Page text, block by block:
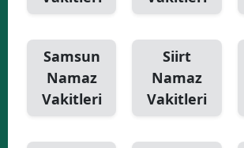
Samsun
Namaz
Vakitleri
Siirt
Namaz
Vakitleri